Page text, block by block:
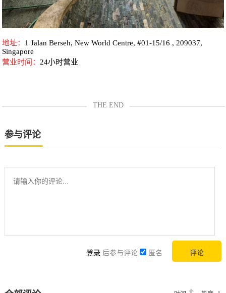
地址： 1 Jalan Berseh, New World Centre, #01-15/16 , 209037,
Singapore
营业时间： 24小时营业
THE END
参与评论
登录 后参与评论 匿名